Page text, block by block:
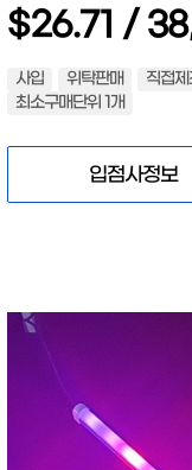
$26.71 /
사입 위탁판매 직접
최소구매단위 1개
입점사정보